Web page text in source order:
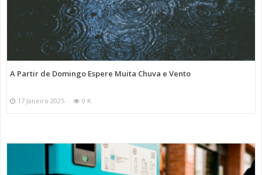
A Partir de Domingo Espere Muita Chuva e Vento
17 Janeiro 2025 0 K